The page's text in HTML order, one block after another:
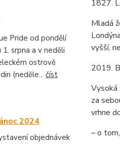
Pride od pondělí
srpna a v neděli
ostrově
(neděle... číst
2024
objednávek
1827.
Mladá
vyšší,
2019.
za
vrhne
– o